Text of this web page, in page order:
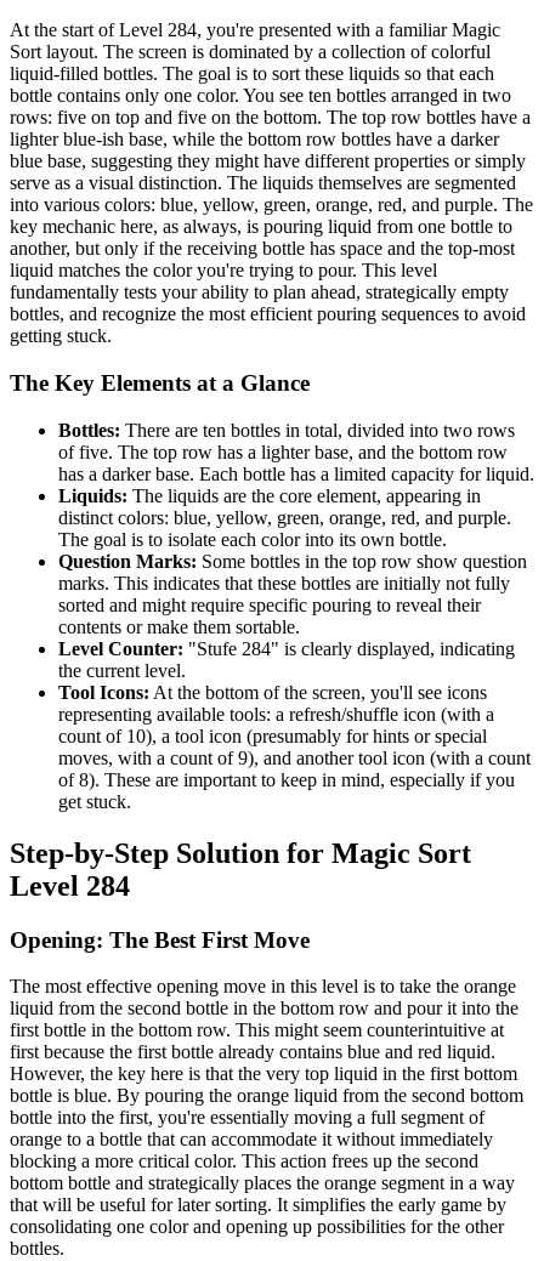
At the start of Level 284, you're presented with a familiar Magic
Sort layout. The screen is dominated by a collection of colorful
liquid-filled bottles. The goal is to sort these liquids so that each
bottle contains only one color. You see ten bottles arranged in two
rows: five on top and five on the bottom. The top row bottles have a
lighter blue-ish base, while the bottom row bottles have a darker
blue base, suggesting they might have different properties or simply
serve as a visual distinction. The liquids themselves are segmented
into various colors: blue, yellow, green, orange, red, and purple. The
key mechanic here, as always, is pouring liquid from one bottle to
another, but only if the receiving bottle has space and the top-most
liquid matches the color you're trying to pour. This level
fundamentally tests your ability to plan ahead, strategically empty
bottles, and recognize the most efficient pouring sequences to avoid
getting stuck.
The Key Elements at a Glance
Bottles: There are ten bottles in total, divided into two rows
of five. The top row has a lighter base, and the bottom row
has a darker base. Each bottle has a limited capacity for liquid.
Liquids: The liquids are the core element, appearing in
distinct colors: blue, yellow, green, orange, red, and purple.
The goal is to isolate each color into its own bottle.
Question Marks: Some bottles in the top row show question
marks. This indicates that these bottles are initially not fully
sorted and might require specific pouring to reveal their
contents or make them sortable.
Level Counter: "Stufe 284" is clearly displayed, indicating
the current level.
Tool Icons: At the bottom of the screen, you'll see icons
representing available tools: a refresh/shuffle icon (with a
count of 10), a tool icon (presumably for hints or special
moves, with a count of 9), and another tool icon (with a count
of 8). These are important to keep in mind, especially if you
get stuck.
Step-by-Step Solution for Magic Sort
Level 284
Opening: The Best First Move
The most effective opening move in this level is to take the orange
liquid from the second bottle in the bottom row and pour it into the
first bottle in the bottom row. This might seem counterintuitive at
first because the first bottle already contains blue and red liquid.
However, the key here is that the very top liquid in the first bottom
bottle is blue. By pouring the orange liquid from the second bottom
bottle into the first, you're essentially moving a full segment of
orange to a bottle that can accommodate it without immediately
blocking a more critical color. This action frees up the second
bottom bottle and strategically places the orange segment in a way
that will be useful for later sorting. It simplifies the early game by
consolidating one color and opening up possibilities for the other
bottles.